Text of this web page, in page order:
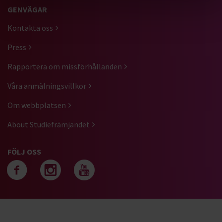
GENVÄGAR
Kontakta oss
Press
Rapportera om missförhållanden
Våra anmälningsvillkor
Om webbplatsen
About Studiefrämjandet
FÖLJ OSS
Följ oss på facebook
Följ oss på
Följ oss på